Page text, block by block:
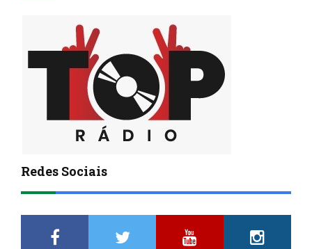
Redes Sociais